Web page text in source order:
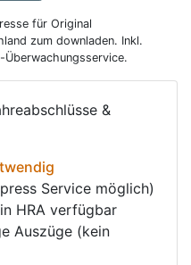
für Original
zum downladen. Inkl.
&
Service möglich)
HRA verfügbar
Auszüge (kein